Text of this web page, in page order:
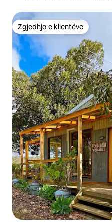
Zgjedhja e klientëve
Zgjedhja e klientëve